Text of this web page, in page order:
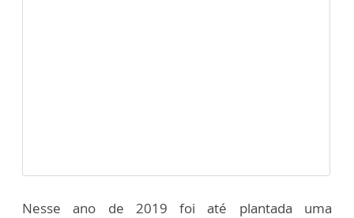
Nesse ano de 2019 foi até plantada uma